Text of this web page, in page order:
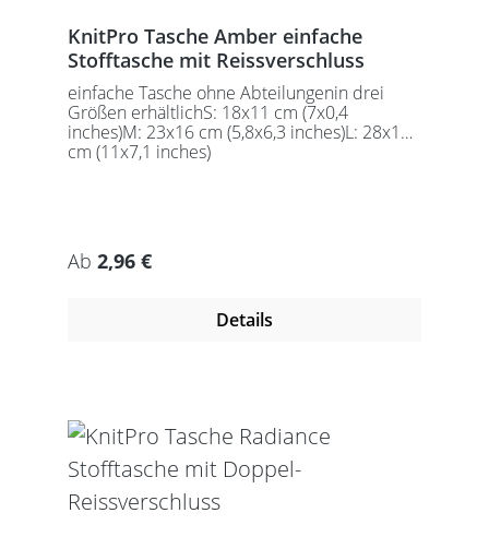
KnitPro Tasche Amber einfache
Stofftasche mit Reissverschluss
einfache Tasche ohne Abteilungenin drei
Größen erhältlichS: 18x11 cm (7x0,4
inches)M: 23x16 cm (5,8x6,3 inches)L: 28x18
cm (11x7,1 inches)
Regulärer Preis:
Ab 2,96 €
Details